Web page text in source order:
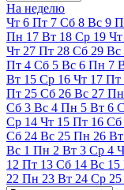
На неделю
Чт 6 Пт 7 Сб 8 Вс 9
Пн 17 Вт 18 Ср 19 Чт
Чт 27 Пт 28 Сб 29 Вс
Пт 4 Сб 5 Вс 6 Пн 7
Вт 15 Ср 16 Чт 17 Пт
Пт 25 Сб 26 Вс 27 Пн
Сб 3 Вс 4 Пн 5 Вт 6
Ср 14 Чт 15 Пт 16 Сб
Сб 24 Вс 25 Пн 26 Вт
Вс 1 Пн 2 Вт 3 Ср 4
12 Пт 13 Сб 14 Вс 15
22 Пн 23 Вт 24 Ср 25